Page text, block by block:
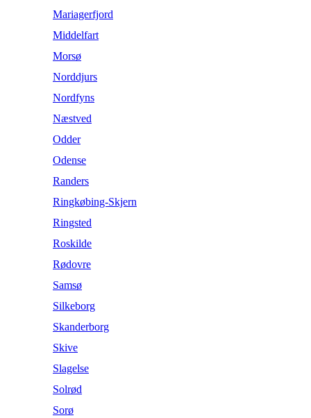
Mariagerfjord
Middelfart
Morsø
Norddjurs
Nordfyns
Næstved
Odder
Odense
Randers
Ringkøbing-Skjern
Ringsted
Roskilde
Rødovre
Samsø
Silkeborg
Skanderborg
Skive
Slagelse
Solrød
Sorø